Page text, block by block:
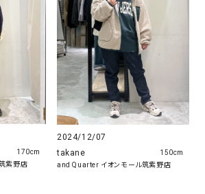
紫野店
170cm
2024/12/07
takane
and Quarter イオンモール筑紫野店
150cm